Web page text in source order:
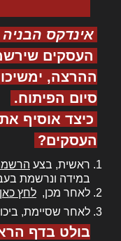
אינדקס
העסקים
ההרצה,
סיום הפיתוח.
כיצד אוסיף
העסקים?
ראשית, בצע
במידה ונרשמת
לאחר מכן, לחץ כאן
לאחר שסיימת,
בולט בדף